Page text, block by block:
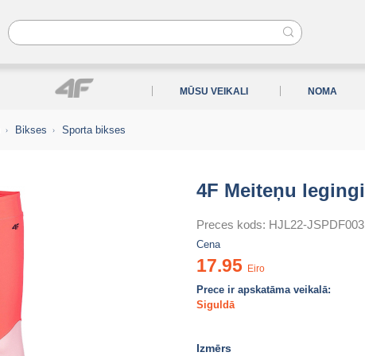
MŪSU VEIKALI NOMA
Bikses Sporta bikses
4F Meiteņu legingi
Preces kods: HJL22-JSPDF003
Cena
17.95 Eiro
Prece ir apskatāma veikalā:
Siguldā
Izmērs